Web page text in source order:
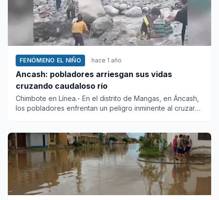
FENÓMENO EL NIÑO hace 1 año
Ancash: pobladores arriesgan sus vidas
cruzando caudaloso río
Chimbote en Línea.- En el distrito de Mangas, en Áncash,
los pobladores enfrentan un peligro inminente al cruzar